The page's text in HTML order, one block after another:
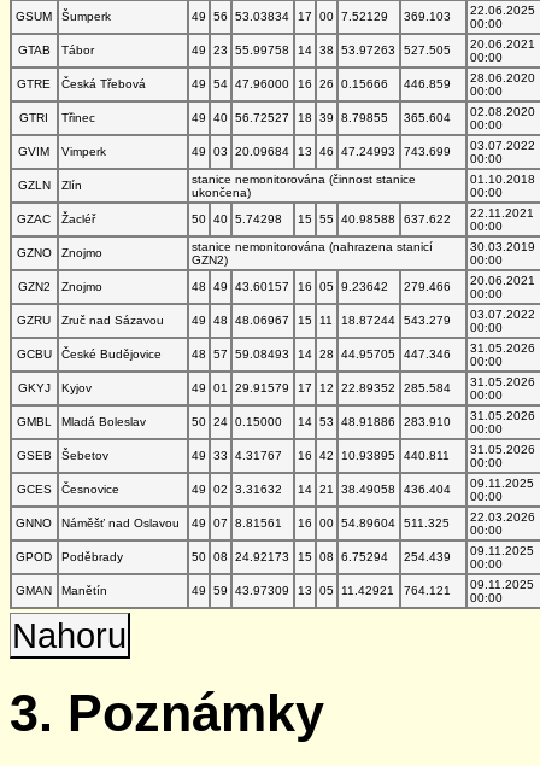
GSUM
Šumperk 49 56 53.03834 17 00 7.52129 369.103
22.06.2025
00:00
GTAB
Tábor 49 23 55.99758 14 38 53.97263 527.505
20.06.2021
00:00
GTRE
Česká Třebová 49 54 47.96000 16 26 0.15666 446.859
28.06.2020
00:00
GTRI
Třinec 49 40 56.72527 18 39 8.79855 365.604
02.08.2020
00:00
GVIM
Vimperk 49 03 20.09684 13 46 47.24993 743.699
03.07.2022
00:00
GZLN
Zlín
stanice nemonitorována (činnost stanice
ukončena)
01.10.2018
00:00
GZAC
Žacléř 50 40 5.74298 15 55 40.98588 637.622
22.11.2021
00:00
GZNO
Znojmo
stanice nemonitorována (nahrazena stanicí
GZN2)
30.03.2019
00:00
GZN2
Znojmo 48 49 43.60157 16 05 9.23642 279.466
20.06.2021
00:00
GZRU
Zruč nad Sázavou 49 48 48.06967 15 11 18.87244 543.279
03.07.2022
00:00
GCBU
České Budějovice 48 57 59.08493 14 28 44.95705 447.346
31.05.2026
00:00
GKYJ
Kyjov 49 01 29.91579 17 12 22.89352 285.584
31.05.2026
00:00
GMBL
Mladá Boleslav 50 24 0.15000 14 53 48.91886 283.910
31.05.2026
00:00
GSEB
Šebetov 49 33 4.31767 16 42 10.93895 440.811
31.05.2026
00:00
GCES
Česnovice 49 02 3.31632 14 21 38.49058 436.404
09.11.2025
00:00
GNNO
Náměšť nad Oslavou 49 07 8.81561 16 00 54.89604 511.325
22.03.2026
00:00
GPOD
Poděbrady 50 08 24.92173 15 08 6.75294 254.439
09.11.2025
00:00
GMAN
Manětín 49 59 43.97309 13 05 11.42921 764.121
09.11.2025
00:00
Nahoru
3. Poznámky